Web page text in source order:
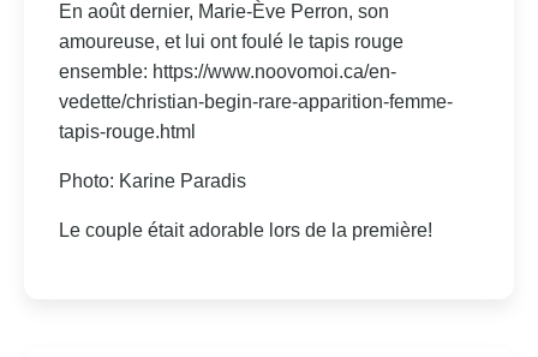
En août dernier, Marie-Ève Perron, son
amoureuse, et lui ont foulé le tapis rouge
ensemble: https://www.noovomoi.ca/en-
vedette/christian-begin-rare-apparition-femme-
tapis-rouge.html
Photo: Karine Paradis
Le couple était adorable lors de la première!